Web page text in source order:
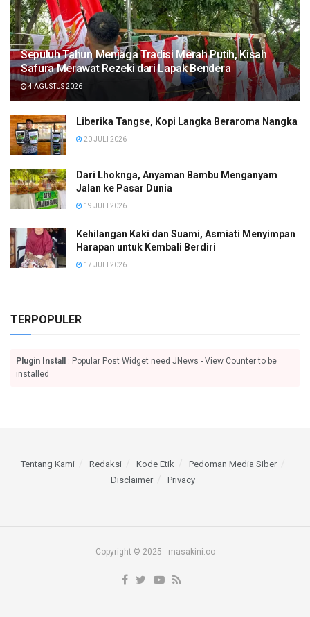
Sepuluh Tahun Menjaga Tradisi Merah Putih, Kisah
Safura Merawat Rezeki dari Lapak Bendera
4 AGUSTUS 2026
Liberika Tangse, Kopi Langka Beraroma Nangka
20 JULI 2026
Dari Lhoknga, Anyaman Bambu Menganyam
Jalan ke Pasar Dunia
19 JULI 2026
Kehilangan Kaki dan Suami, Asmiati Menyimpan
Harapan untuk Kembali Berdiri
17 JULI 2026
TERPOPULER
Plugin Install
: Popular Post Widget need JNews - View Counter to be
installed
Tentang Kami Redaksi Kode Etik
Pedoman Media Siber
Disclaimer
Privacy
Copyright © 2025 - masakini.co